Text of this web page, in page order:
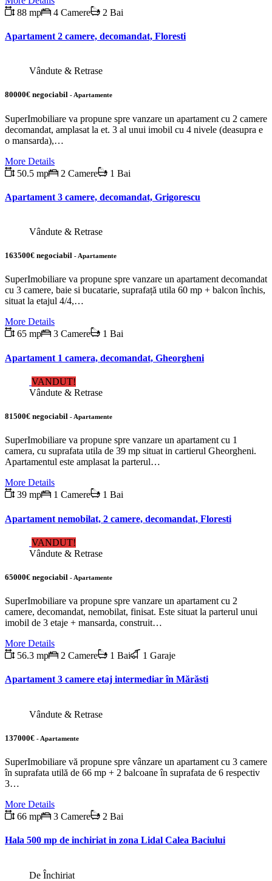
88 mp
4 Camere 2 Bai
Apartament 2 camere, decomandat, Floresti
Vândute & Retrase
80000€ negociabil - Apartamente
SuperImobiliare va propune spre vanzare un apartament cu 2 camere
decomandat, amplasat la et. 3 al unui imobil cu 4 nivele (deasupra e
o mansarda),…
More Details
50.5 mp
2 Camere 1 Bai
Apartament 3 camere, decomandat, Grigorescu
Vândute & Retrase
163500€ negociabil - Apartamente
SuperImobiliare va propune spre vanzare un apartament decomandat
cu 3 camere, baie si bucatarie, suprafață utila 60 mp + balcon închis,
situat la etajul 4/4,…
More Details
65 mp
3 Camere 1 Bai
Apartament 1 camera, decomandat, Gheorgheni
VANDUT!
Vândute & Retrase
81500€ negociabil - Apartamente
SuperImobiliare va propune spre vanzare un apartament cu 1
camera, cu suprafata utila de 39 mp situat in cartierul Gheorgheni.
Apartamentul este amplasat la parterul…
More Details
39 mp
1 Camere 1 Bai
Apartament nemobilat, 2 camere, decomandat, Floresti
VANDUT!
Vândute & Retrase
65000€ negociabil - Apartamente
SuperImobiliare va propune spre vanzare un apartament cu 2
camere, decomandat, nemobilat, finisat. Este situat la parterul unui
imobil de 3 etaje + mansarda, construit…
More Details
56.3 mp
2 Camere 1 Bai 1 Garaje
Apartament 3 camere etaj intermediar în Mărăsti
Vândute & Retrase
137000€ - Apartamente
SuperImobiliare vă propune spre vânzare un apartament cu 3 camere
în suprafata utilă de 66 mp + 2 balcoane în suprafata de 6 respectiv
3…
More Details
66 mp
3 Camere 2 Bai
Hala 500 mp de inchiriat in zona Lidal Calea Baciului
De Închiriat